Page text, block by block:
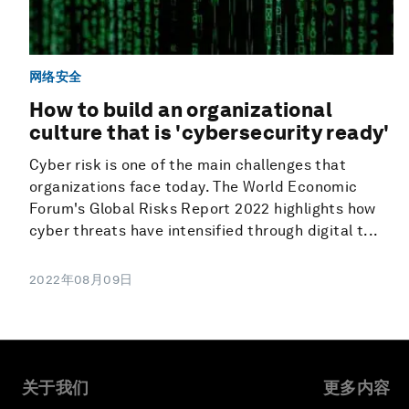
网络安全
How to build an organizational
culture that is 'cybersecurity ready'
Cyber risk is one of the main challenges that
organizations face today. The World Economic
Forum's Global Risks Report 2022 highlights how
cyber threats have intensified through digital t...
2022年08月09日
关于我们 更多内容